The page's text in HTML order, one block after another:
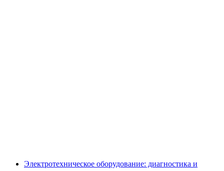
Электротехническое оборудование: диагностика и